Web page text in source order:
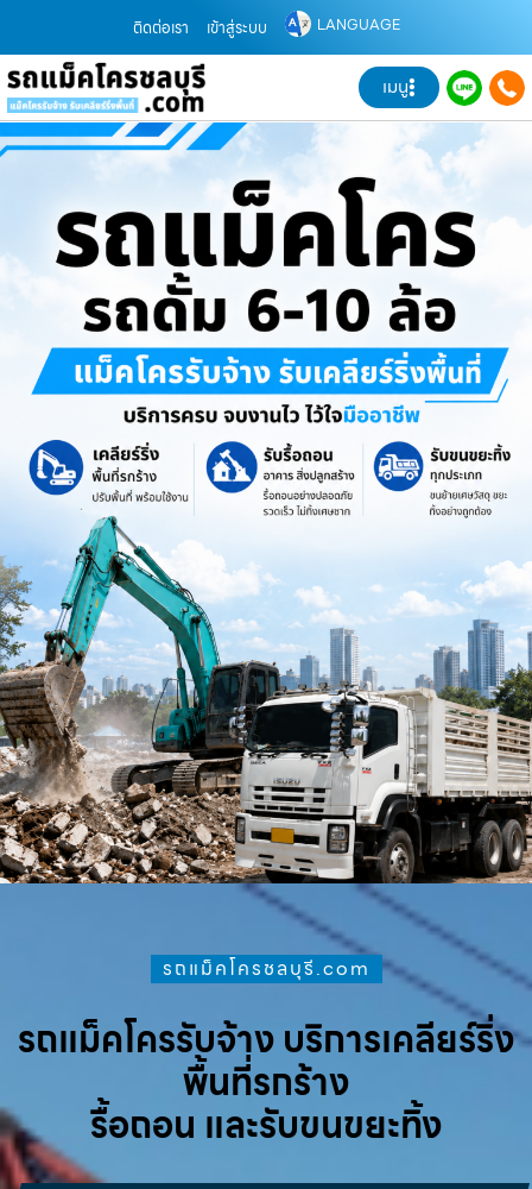
ติดต่อเรา เข้าสู่ระบบ LANGUAGE
เมนู
รถแม็คโครชลบุรี.com
รถแม็คโครรับจ้าง บริการเคลียร์ริ่ง
พื้นที่รกร้าง
รื้อถอน และรับขนขยะทิ้ง